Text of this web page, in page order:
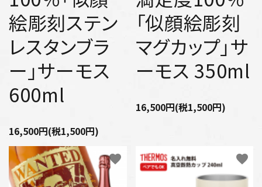
絵彫刻ステン
レスタンブラ
ー」サーモス
600ml
16,500円(税1,500円)
「似顔絵彫刻
マグカップ」サ
ーモス 350ml
16,500円(税1,500円)
favorite favorite